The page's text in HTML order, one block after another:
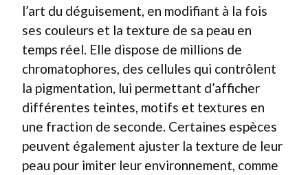
l’art du déguisement, en modifiant à la fois
ses couleurs et la texture de sa peau en
temps réel. Elle dispose de millions de
chromatophores, des cellules qui contrôlent
la pigmentation, lui permettant d’afficher
différentes teintes, motifs et textures en
une fraction de seconde. Certaines espèces
peuvent également ajuster la texture de leur
peau pour imiter leur environnement, comme